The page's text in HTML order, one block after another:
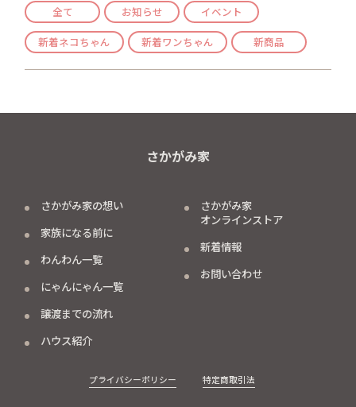
全て お知らせ
イベント
新着ネコちゃん
新着ワンちゃん 新商品
さかがみ家
さかがみ家の想い
家族になる前に
わんわん一覧
にゃんにゃん一覧
譲渡までの流れ
ハウス紹介
さかがみ家
オンラインストア
新着情報
お問い合わせ
プライバシーポリシー 特定商取引法